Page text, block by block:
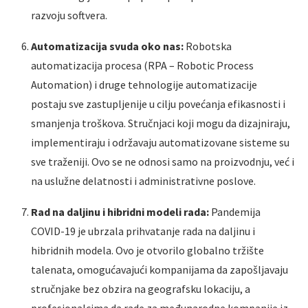
razvoju softvera.
Automatizacija svuda oko nas: Robotska
automatizacija procesa (RPA – Robotic Process
Automation) i druge tehnologije automatizacije
postaju sve zastupljenije u cilju povećanja efikasnosti i
smanjenja troškova. Stručnjaci koji mogu da dizajniraju,
implementiraju i održavaju automatizovane sisteme su
sve traženiji. Ovo se ne odnosi samo na proizvodnju, već i
na uslužne delatnosti i administrativne poslove.
Rad na daljinu i hibridni modeli rada: Pandemija
COVID-19 je ubrzala prihvatanje rada na daljinu i
hibridnih modela. Ovo je otvorilo globalno tržište
talenata, omogućavajući kompanijama da zapošljavaju
stručnjake bez obzira na geografsku lokaciju, a